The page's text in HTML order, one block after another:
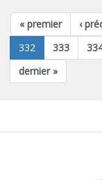
« premier ‹
332
333
dernier »